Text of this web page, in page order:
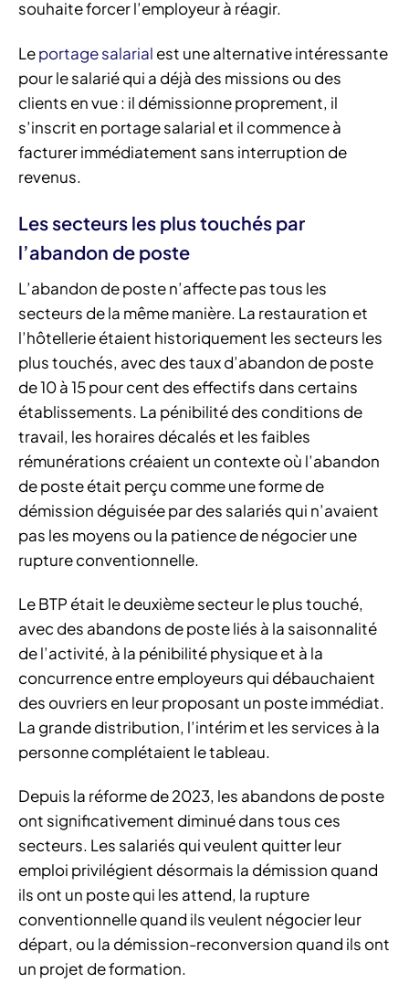
souhaite forcer l’employeur à réagir.
Leportage salarial est une alternative intéressante
pour le salarié qui a déjà des missions ou des
clients en vue : il démissionne proprement, il
s’inscrit en portage salarial et il commence à
facturer immédiatement sans interruption de
revenus.
Les secteurs les plus touchés par
l’abandon de poste
L’abandon de poste n’affecte pas tous les
secteurs de la même manière. La restauration et
l’hôtellerie étaient historiquement les secteurs les
plus touchés, avec des taux d’abandon de poste
de 10 à 15 pour cent des effectifs dans certains
établissements. La pénibilité des conditions de
travail, les horaires décalés et les faibles
rémunérations créaient un contexte où l’abandon
de poste était perçu comme une forme de
démission déguisée par des salariés qui n’avaient
pas les moyens ou la patience de négocier une
rupture conventionnelle.
Le BTP était le deuxième secteur le plus touché,
avec des abandons de poste liés à la saisonnalité
de l’activité, à la pénibilité physique et à la
concurrence entre employeurs qui débauchaient
des ouvriers en leur proposant un poste immédiat.
La grande distribution, l’intérim et les services à la
personne complétaient le tableau.
Depuis la réforme de 2023, les abandons de poste
ont significativement diminué dans tous ces
secteurs. Les salariés qui veulent quitter leur
emploi privilégient désormais la démission quand
ils ont un poste qui les attend, la rupture
conventionnelle quand ils veulent négocier leur
départ, ou la démission-reconversion quand ils ont
un projet de formation.